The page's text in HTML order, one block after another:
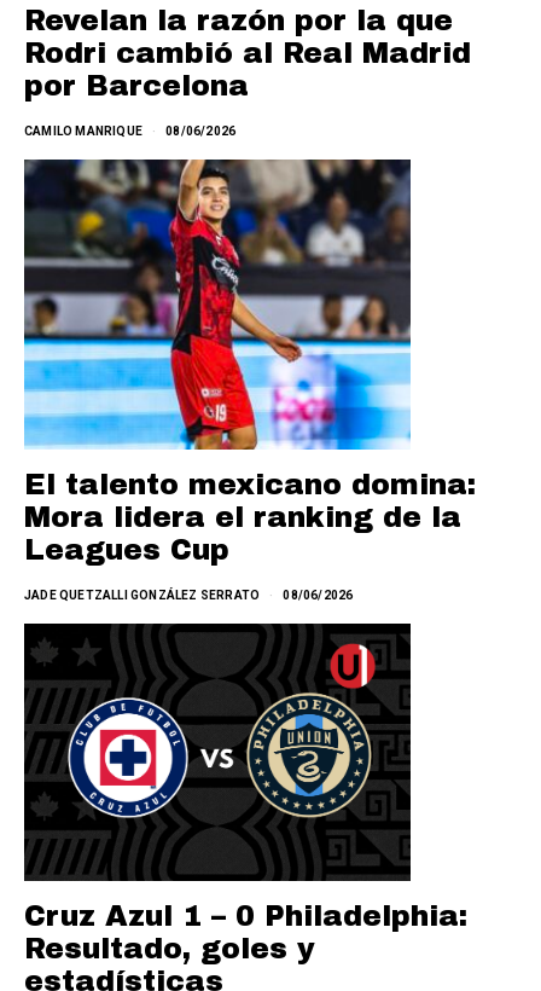
Revelan la razón por la que
Rodri cambió al Real Madrid
por Barcelona
CAMILO MANRIQUE 08/06/2026
El talento mexicano domina:
Mora lidera el ranking de la
Leagues Cup
JADE QUETZALLI GONZÁLEZ SERRATO 08/06/2026
Cruz Azul 1 – 0 Philadelphia:
Resultado, goles y
estadísticas